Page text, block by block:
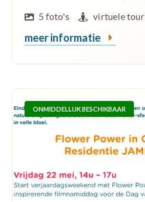
5 foto's
virtuele tour
meer informatie
ONMIDDELLIJK BESCHIKBAAR